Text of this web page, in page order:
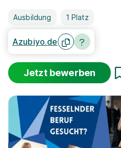
Ausbildung 1 Platz
Azubiyo.de
Jetzt bewerben